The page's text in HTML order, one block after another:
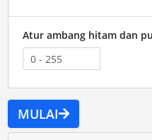
Atur ambang hitam dan
MULAI